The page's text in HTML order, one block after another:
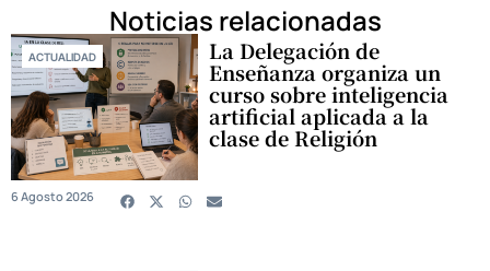
Noticias relacionadas
ACTUALIDAD La Delegación de
Enseñanza organiza un
curso sobre inteligencia
artificial aplicada a la
clase de Religión
6 Agosto 2026